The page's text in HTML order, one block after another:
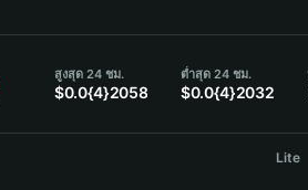
สูงสุด 24 ชม.
$0.0{4}2058
ต่ำสุด 24 ชม.
$0.0{4}2032
Lite